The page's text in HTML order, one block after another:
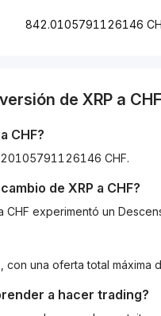
842.0105791126146
de XRP a CHF
a CHF?
CHF.
de XRP a CHF?
CHF experimentó un
una oferta total máxima
a hacer trading?